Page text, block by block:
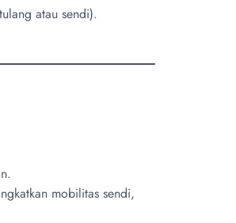
atau sendi).
mobilitas sendi,